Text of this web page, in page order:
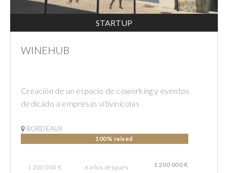
STARTUP
WINEHUB
Creación de un espacio de coworking y eventos
dedicado a empresas vitivinícolas
BORDEAUX
100% raised
1 200 000 € 6 años después
1 200 000 €